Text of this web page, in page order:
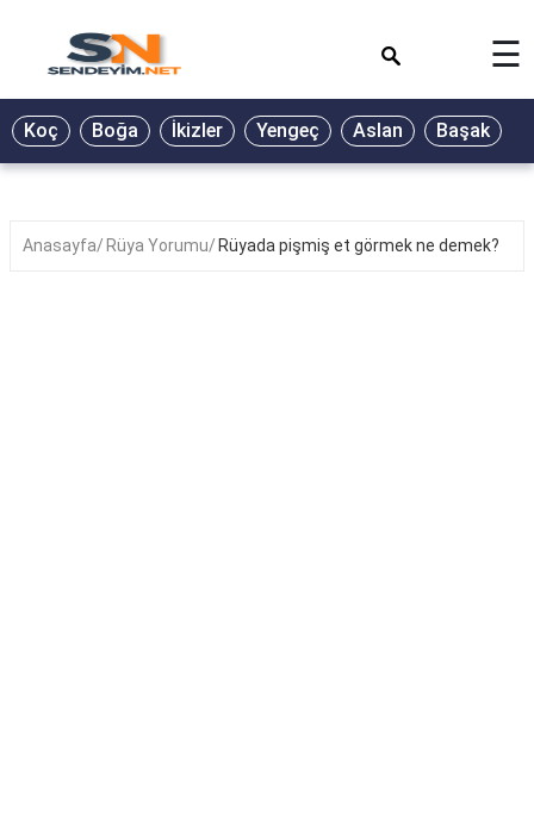
BİYOGRAFİ
GALERİ
☰
Koç Boğa İkizler Yengeç Aslan Başak
Anasayfa Rüya Yorumu Rüyada pişmiş et görmek ne demek?